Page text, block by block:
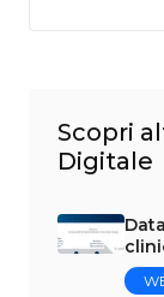
Scopri
Digitale